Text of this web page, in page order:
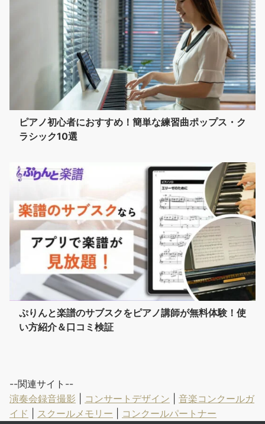
ピアノ初心者におすすめ！簡単な練習曲ポップス・ク
ラシック10選
ぷりんと楽譜のサブスクをピアノ講師が無料体験！使
い方紹介＆口コミ検証
--関連サイト--
演奏会録音撮影
コンサートデザイン
音楽コンクールガ
イド
スクールメモリー コンクールパートナー